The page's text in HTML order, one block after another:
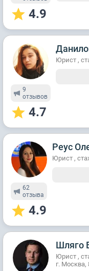
4.9
9
отзывов
4.7
Юрист ,
62
отзывa
4.9
Реус
Юрист ,
Шляго
Юрист ,
г. Москва,